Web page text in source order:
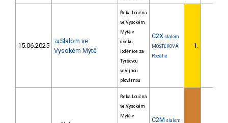
15.06.2025 74 Slalom ve
Vysokém Mýtě
Řeka Loučná
ve Vysokém
Mýtě v
úseku
loděnice za
Tyršovou
veřejnou
plovárnou
C2X slalom
MOŠTĚKOVÁ
Rozálie
1.
Řeka Loučná
ve Vysokém
Mýtě v
C2M slalom